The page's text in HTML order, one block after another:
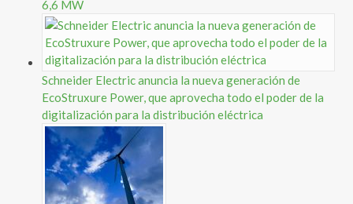
6,6 MW
Schneider Electric anuncia la nueva generación de
EcoStruxure Power, que aprovecha todo el poder de la
digitalización para la distribución eléctrica